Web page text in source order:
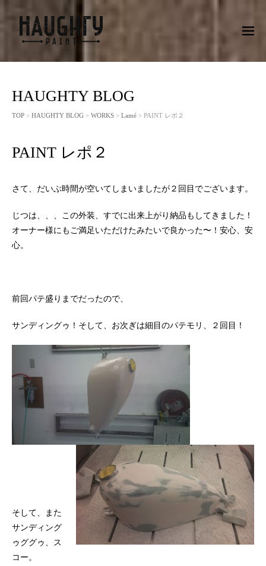
HAUGHTY BLOG
TOP > HAUGHTY BLOG > WORKS > Lamé > PAINT レポ２
PAINT レポ２
さて、だいぶ時間が空いてしまいましたが２回目でございます。
じつは、、、この外装、すでに出来上がり納品もしてきました！
オーナー様にもご満足いただけたみたいで良かった〜！安心、安
心。
前回パテ盛りまでだったので、
サンディングゥ！そして、お次ぎは細目のパテモリ、２回目！
そして、また
サンディング
ゥググゥ、ス
コー。